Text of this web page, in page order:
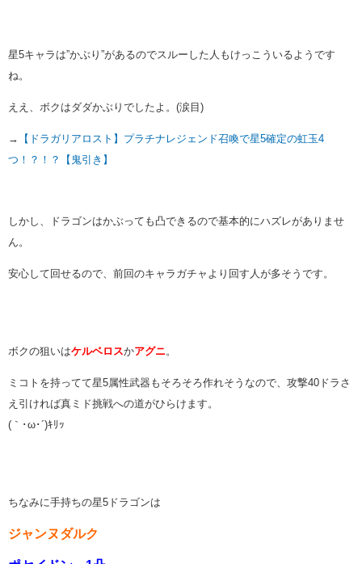
星5キャラは”かぶり”があるのでスルーした人もけっこういるようです
ね。
ええ、ボクはダダかぶりでしたよ。(涙目)
→
【ドラガリアロスト】プラチナレジェンド召喚で星5確定の虹玉4
つ！？！？【鬼引き】
しかし、ドラゴンはかぶっても凸できるので基本的にハズレがありませ
ん。
安心して回せるので、前回のキャラガチャより回す人が多そうです。
ボクの狙いはケルベロスかアグニ。
ミコトを持ってて星5属性武器もそろそろ作れそうなので、攻撃40ドラさ
え引ければ真ミド挑戦への道がひらけます。
(｀･ω･´)ｷﾘｯ
ちなみに手持ちの星5ドラゴンは
ジャンヌダルク